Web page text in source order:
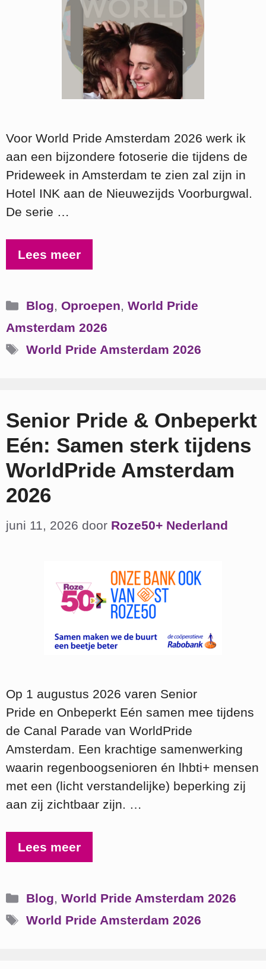
Voor World Pride Amsterdam 2026 werk ik
aan een bijzondere fotoserie die tijdens de
Prideweek in Amsterdam te zien zal zijn in
Hotel INK aan de Nieuwezijds Voorburgwal.
De serie …
Lees meer
Categorieën
Blog, Oproepen, World Pride
Amsterdam 2026
Tags
World Pride Amsterdam 2026
Senior Pride & Onbeperkt
Eén: Samen sterk tijdens
WorldPride Amsterdam
2026
juni 11, 2026 door Roze50+ Nederland
Op 1 augustus 2026 varen Senior
Pride en Onbeperkt Eén samen mee tijdens
de Canal Parade van WorldPride
Amsterdam. Een krachtige samenwerking
waarin regenboogsenioren én lhbti+ mensen
met een (licht verstandelijke) beperking zij
aan zij zichtbaar zijn. …
Lees meer
Categorieën
Blog, World Pride Amsterdam 2026
Tags
World Pride Amsterdam 2026